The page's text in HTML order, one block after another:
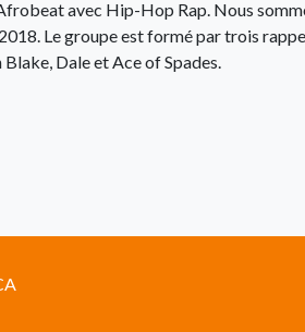
avec Hip-Hop Rap. Nous
Le groupe est formé par trois
Dale et Ace of Spades.